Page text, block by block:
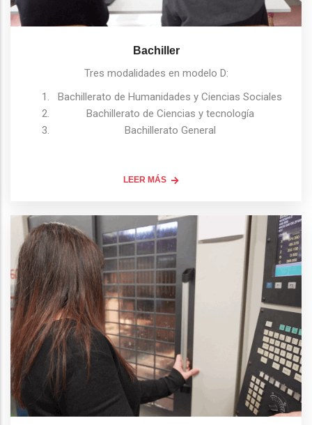
Bachiller
Tres modalidades en modelo D:
Bachillerato de Humanidades y Ciencias Sociales
Bachillerato de Ciencias y tecnología
Bachillerato General
LEER MÁS